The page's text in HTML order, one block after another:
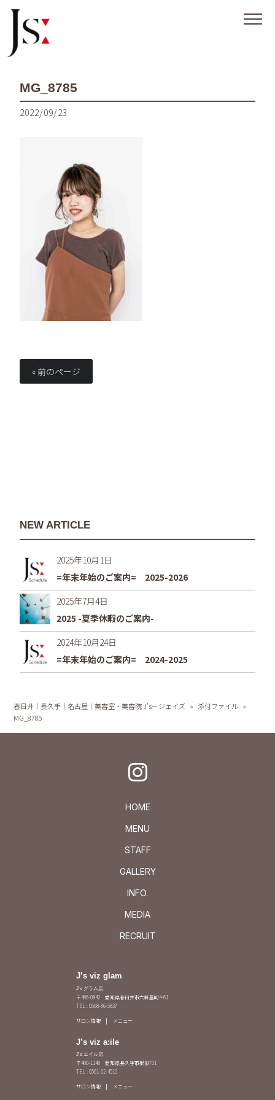
MG_8785
2022/09/23
« 前のページ
NEW ARTICLE
2025年10月1日
=年末年始のご案内= 2025-2026
2025年7月4日
2025 -夏季休暇のご案内-
2024年10月24日
=年末年始のご案内= 2024-2025
春日井｜長久手｜名古屋｜美容室・美容院 J's－ジェイズ » 添付ファイル »
MG_8785
HOME
MENU
STAFF
GALLERY
INFO.
MEDIA
RECRUIT
J’s viz glam
J's グラム店
〒486-0842 愛知県春日井市六軒屋町4-61
TEL : 0568-86-5837
サロン情報 メニュー
J’s viz a:ile
J's エイル店
〒480-1148 愛知県長久手市根嶽701
TEL : 0561-62-4510
サロン情報 メニュー